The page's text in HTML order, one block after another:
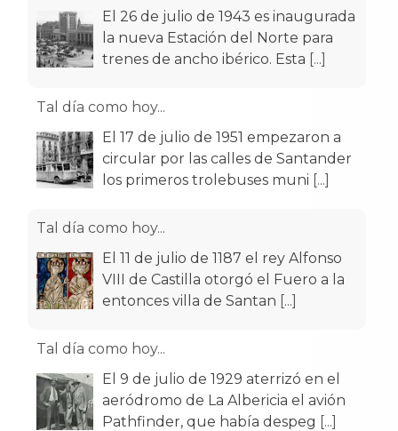
El 26 de julio de 1943 es inaugurada
la nueva Estación del Norte para
trenes de ancho ibérico. Esta [...]
Tal día como hoy...
El 17 de julio de 1951 empezaron a
circular por las calles de Santander
los primeros trolebuses muni [...]
Tal día como hoy...
El 11 de julio de 1187 el rey Alfonso
VIII de Castilla otorgó el Fuero a la
entonces villa de Santan [...]
Tal día como hoy...
El 9 de julio de 1929 aterrizó en el
aeródromo de La Albericia el avión
Pathfinder, que había despeg [...]